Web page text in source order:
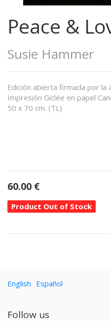
Peace &
Susie Hammer
Edición abierta firmada por la
Impresión Giclée en papel
50 x 70 cm. (TL)
60.00 €
Product Out of Stock
English Español
Follow us